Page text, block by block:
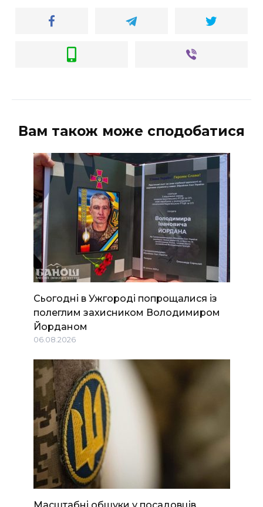
Вам також може сподобатися
Сьогодні в Ужгороді попрощалися із
полеглим захисником Володимиром
Йорданом
06.08.2026
Масштабні обшуки у посадовців